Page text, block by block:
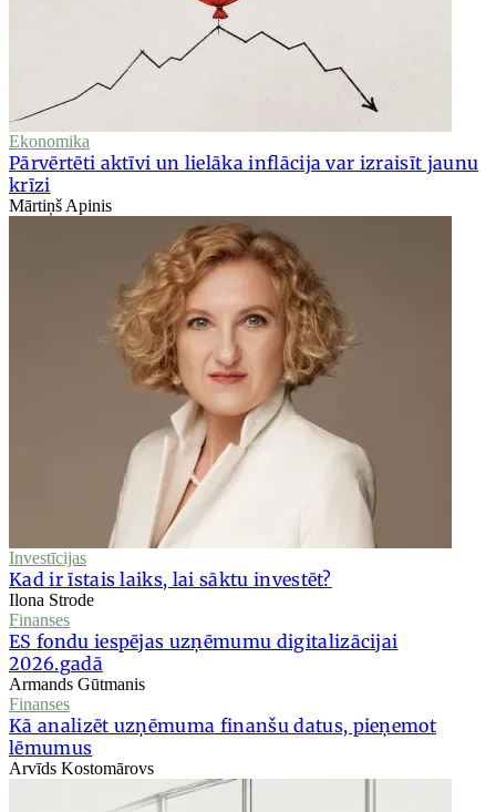
Ekonomika
Pārvērtēti aktīvi un lielāka inflācija var izraisīt jaunu
krīzi
Mārtiņš Apinis
Investīcijas
Kad ir īstais laiks, lai sāktu investēt?
Ilona Strode
Finanses
ES fondu iespējas uzņēmumu digitalizācijai
2026.gadā
Armands Gūtmanis
Finanses
Kā analizēt uzņēmuma finanšu datus, pieņemot
lēmumus
Arvīds Kostomārovs